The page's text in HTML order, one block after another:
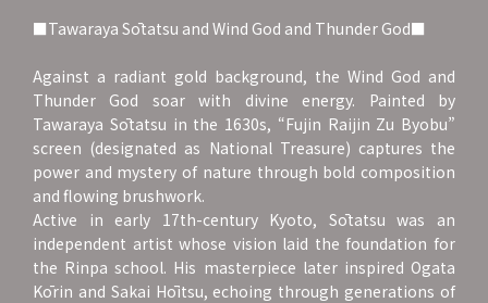
■Tawaraya Sōtatsu and Wind God and Thunder God■
Against a radiant gold background, the Wind God and
Thunder God soar with divine energy. Painted by
Tawaraya Sōtatsu in the 1630s, “Fujin Raijin Zu Byobu”
screen (designated as National Treasure) captures the
power and mystery of nature through bold composition
and flowing brushwork.
Active in early 17th-century Kyoto, Sōtatsu was an
independent artist whose vision laid the foundation for
the Rinpa school. His masterpiece later inspired Ogata
Kōrin and Sakai Hōitsu, echoing through generations of